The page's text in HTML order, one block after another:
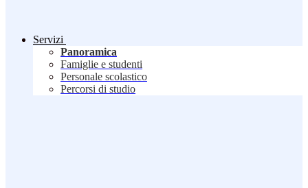
Servizi
Panoramica
Famiglie e studenti
Personale scolastico
Percorsi di studio